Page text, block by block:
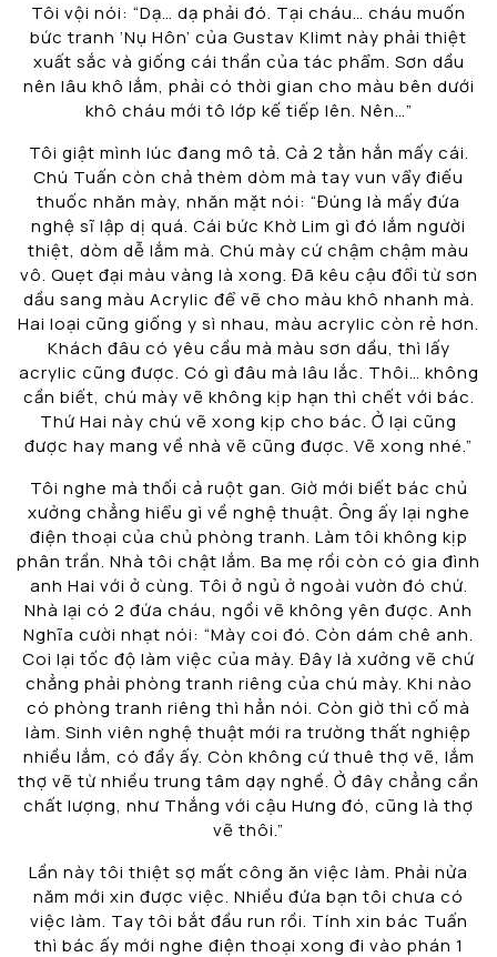
Tôi vội nói: “Dạ… dạ phải đó. Tại cháu… cháu muốn
bức tranh ‘Nụ Hôn’ của Gustav Klimt này phải thiệt
xuất sắc và giống cái thần của tác phẩm. Sơn dầu
nên lâu khô lắm, phải có thời gian cho màu bên dưới
khô cháu mới tô lớp kế tiếp lên. Nên…”
Tôi giật mình lúc đang mô tả. Cả 2 tằn hắn mấy cái.
Chú Tuấn còn chả thèm dòm mà tay vun vẩy điếu
thuốc nhăn mày, nhăn mặt nói: “Đúng là mấy đứa
nghệ sĩ lập dị quá. Cái bức Khờ Lim gì đó lắm người
thiệt, dòm dễ lắm mà. Chú mày cứ chậm chậm màu
vô. Quẹt đại màu vàng là xong. Đã kêu cậu đổi từ sơn
dầu sang màu Acrylic để vẽ cho màu khô nhanh mà.
Hai loại cũng giống y sì nhau, màu acrylic còn rẻ hơn.
Khách đâu có yêu cầu mà màu sơn dầu, thì lấy
acrylic cũng được. Có gì đâu mà lâu lắc. Thôi… không
cần biết, chú mày vẽ không kịp hạn thì chết với bác.
Thứ Hai này chú vẽ xong kịp cho bác. Ở lại cũng
được hay mang về nhà vẽ cũng được. Vẽ xong nhé.”
Tôi nghe mà thối cả ruột gan. Giờ mới biết bác chủ
xưởng chẳng hiểu gì về nghệ thuật. Ông ấy lại nghe
điện thoại của chủ phòng tranh. Làm tôi không kịp
phân trần. Nhà tôi chật lắm. Ba mẹ rồi còn có gia đình
anh Hai với ở cùng. Tôi ở ngủ ở ngoài vườn đó chứ.
Nhà lại có 2 đứa cháu, ngồi vẽ không yên được. Anh
Nghĩa cười nhạt nói: “Mày coi đó. Còn dám chê anh.
Coi lại tốc độ làm việc của mày. Đây là xưởng vẽ chứ
chẳng phải phòng tranh riêng của chú mày. Khi nào
có phòng tranh riêng thì hẳn nói. Còn giờ thì cố mà
làm. Sinh viên nghệ thuật mới ra trường thất nghiệp
nhiều lắm, có đầy ấy. Còn không cứ thuê thợ vẽ, lắm
thợ vẽ từ nhiều trung tâm dạy nghề. Ở đây chẳng cần
chất lượng, như Thắng với cậu Hưng đó, cũng là thợ
vẽ thôi.”
Lần này tôi thiệt sợ mất công ăn việc làm. Phải nửa
năm mới xin được việc. Nhiều đứa bạn tôi chưa có
việc làm. Tay tôi bắt đầu run rồi. Tính xin bác Tuấn
thì bác ấy mới nghe điện thoại xong đi vào phán 1